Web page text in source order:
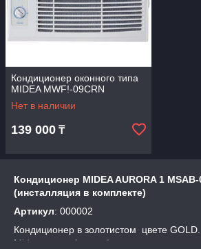
Кондиционер оконного типа
MIDEA MWF!-09CRN
Нет в наличии
139 000 ₸
Кондиционер MIDEA AURORA 1 MSAB-
(инсталляция в комплекте)
Артикул: 000002
Кондиционер в золотистом цвете
Midea серии Aurora 1, с высоким уровнем